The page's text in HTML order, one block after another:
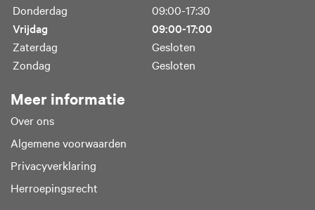
Donderdag
09:00-17:30
Vrijdag
09:00-17:00
Zaterdag
Gesloten
Zondag
Gesloten
Meer informatie
Over ons
Algemene voorwaarden
Privacyverklaring
Herroepingsrecht